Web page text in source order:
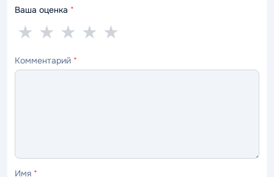
Ваша оценка *
5
—
★
4
—
★
3
—
★
2
—
★
1
—
★
Комментарий *
Имя *